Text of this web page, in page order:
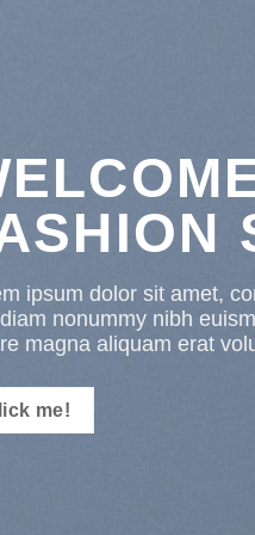
ipsum dolor sit amet,
nonummy nibh
magna aliquam erat
me!